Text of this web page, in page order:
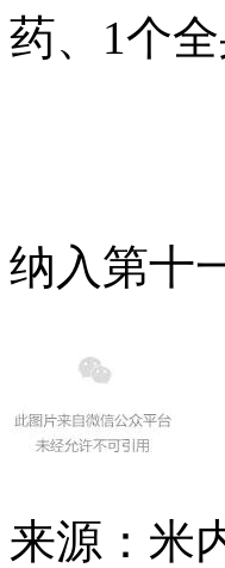
药、1个
纳入第十
来源：米